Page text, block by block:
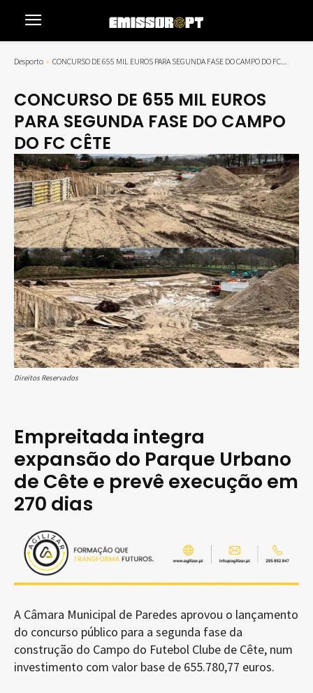
Desporto CONCURSO DE 655 MIL EUROS PARA SEGUNDA FASE DO CAMPO DO FC...
CONCURSO DE 655 MIL EUROS
PARA SEGUNDA FASE DO CAMPO
DO FC CÊTE
Direitos Reservados
Empreitada integra
expansão do Parque Urbano
de Cête e prevê execução em
270 dias
A Câmara Municipal de Paredes aprovou o lançamento
do concurso público para a segunda fase da
construção do Campo do Futebol Clube de Cête, num
investimento com valor base de 655.780,77 euros.